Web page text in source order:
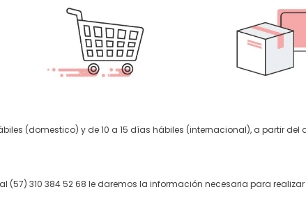
(domestico) y de 10 a 15 días hábiles (internacional), a partir del
(57) 310 384 52 68 le daremos la información necesaria para realizar